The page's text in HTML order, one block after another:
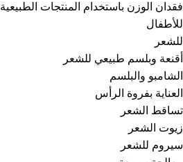
فقدان الوزن باستخدام المنتجات الطبيعية
للأطفال
للشعر
أقنعة وبلسم طبيعي للشعر
الشامبو والبلسم
العناية بفروة الرأس
تساقط الشعر
زيوت الشعر
سيروم للشعر